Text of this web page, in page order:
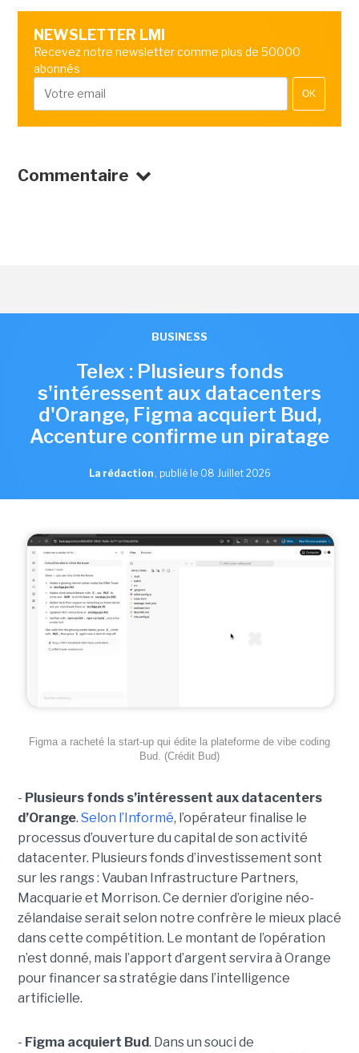
NEWSLETTER LMI
Recevez notre newsletter comme plus de 50000
abonnés
OK
Commentaire
BUSINESS
Telex : Plusieurs fonds
s'intéressent aux datacenters
d'Orange, Figma acquiert Bud,
Accenture confirme un piratage
La rédaction , publié le 08 Juillet 2026
Figma a racheté la start-up qui édite la plateforme de vibe coding
Bud. (Crédit Bud)
- Plusieurs fonds s’intéressent aux datacenters
d’Orange. Selon l’Informé, l’opérateur finalise le
processus d’ouverture du capital de son activité
datacenter. Plusieurs fonds d’investissement sont
sur les rangs : Vauban Infrastructure Partners,
Macquarie et Morrison. Ce dernier d’origine néo-
zélandaise serait selon notre confrère le mieux placé
dans cette compétition. Le montant de l’opération
n’est donné, mais l’apport d’argent servira à Orange
pour financer sa stratégie dans l’intelligence
artificielle.
- Figma acquiert Bud. Dans un souci de